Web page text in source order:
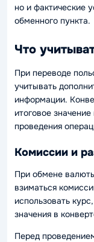
но и фактические
обменного пункта.
Что
При переводе
учитывать
информации.
итоговое
проведения
Комиссии и
При обмене
взиматься
использовать
значения в
Перед